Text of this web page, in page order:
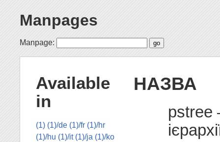
Manpages
Manpage:
НАЗВА
pstree
Available
in
(1) (1)/de (1)/fr (1)/hr
(1)/hu (1)/it (1)/ja (1)/ko